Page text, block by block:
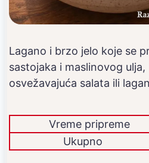
Lagano i brzo jelo koje se
sastojaka i maslinovog ulja,
osvežavajuća salata ili
Vreme pripreme
Ukupno